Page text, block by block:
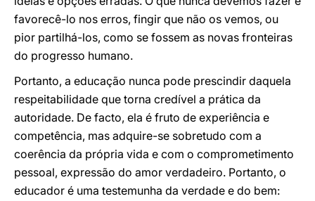
favorecê-lo nos erros, fingir que não os vemos, ou
pior partilhá-los, como se fossem as novas fronteiras
do progresso humano.
Portanto, a educação nunca pode prescindir daquela
respeitabilidade que torna credível a prática da
autoridade. De facto, ela é fruto de experiência e
competência, mas adquire-se sobretudo com a
coerência da própria vida e com o comprometimento
pessoal, expressão do amor verdadeiro. Portanto, o
educador é uma testemunha da verdade e do bem: